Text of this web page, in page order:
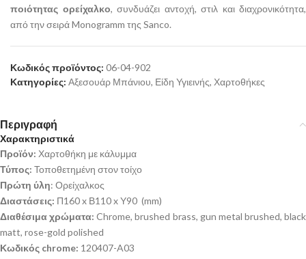
ποιότητας ορείχαλκο, συνδυάζει αντοχή, στιλ και διαχρονικότητα,
από την σειρά Monogramm της Sanco.
Κωδικός προϊόντος: 06-04-902
Κατηγορίες: Αξεσουάρ Μπάνιου, Είδη Υγιεινής, Χαρτοθήκες
Περιγραφή
Χαρακτηριστικά
Προϊόν: Χαρτοθήκη με κάλυμμα
Τύπος: Τοποθετημένη στον τοίχο
Πρώτη ύλη: Ορείχαλκος
Διαστάσεις: Π160 x Β110 x Υ90 (mm)
Διαθέσιμα χρώματα: Chrome, brushed brass, gun metal brushed, black
matt, rose-gold polished
Κωδικός chrome: 120407-A03